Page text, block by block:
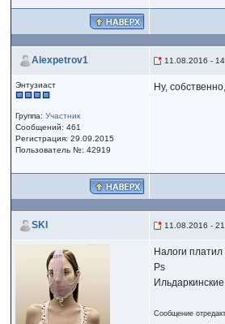
Alexpetrov1 11.08.2016 -
Энтузиаст
Группа:Участник
Сообщений: 461
Регистрация: 29.09.2015
Пользователь №: 42919
Ну,
SKI 11.08.2016 -
Налоги
Ps
Сообщение